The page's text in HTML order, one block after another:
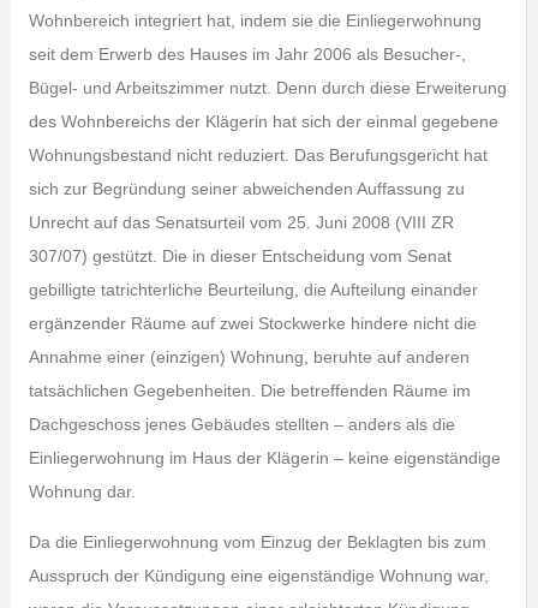
Wohnbereich integriert hat, indem sie die Einliegerwohnung
seit dem Erwerb des Hauses im Jahr 2006 als Besucher-,
Bügel- und Arbeitszimmer nutzt. Denn durch diese Erweiterung
des Wohnbereichs der Klägerin hat sich der einmal gegebene
Wohnungsbestand nicht reduziert. Das Berufungsgericht hat
sich zur Begründung seiner abweichenden Auffassung zu
Unrecht auf das Senatsurteil vom 25. Juni 2008 (VIII ZR
307/07) gestützt. Die in dieser Entscheidung vom Senat
gebilligte tatrichterliche Beurteilung, die Aufteilung einander
ergänzender Räume auf zwei Stockwerke hindere nicht die
Annahme einer (einzigen) Wohnung, beruhte auf anderen
tatsächlichen Gegebenheiten. Die betreffenden Räume im
Dachgeschoss jenes Gebäudes stellten – anders als die
Einliegerwohnung im Haus der Klägerin – keine eigenständige
Wohnung dar.
Da die Einliegerwohnung vom Einzug der Beklagten bis zum
Ausspruch der Kündigung eine eigenständige Wohnung war,